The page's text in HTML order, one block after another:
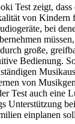
Test zeigt,
von Kindern
bei
große,
Bedienung.
von
Test auch eine
Unterstützung
einplanen